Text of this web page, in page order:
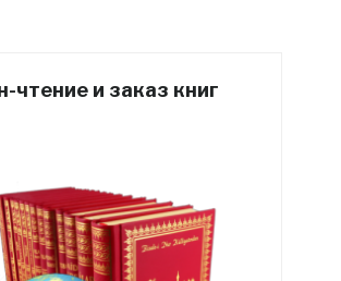
чтение и заказ книг